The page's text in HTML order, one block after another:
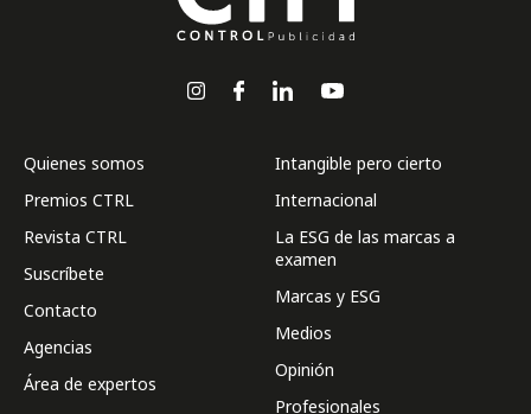
Quienes somos
Premios CTRL
Revista CTRL
Suscríbete
Contacto
Agencias
Área de expertos
Intangible pero cierto
Internacional
La ESG de las marcas a
examen
Marcas y ESG
Medios
Opinión
Profesionales